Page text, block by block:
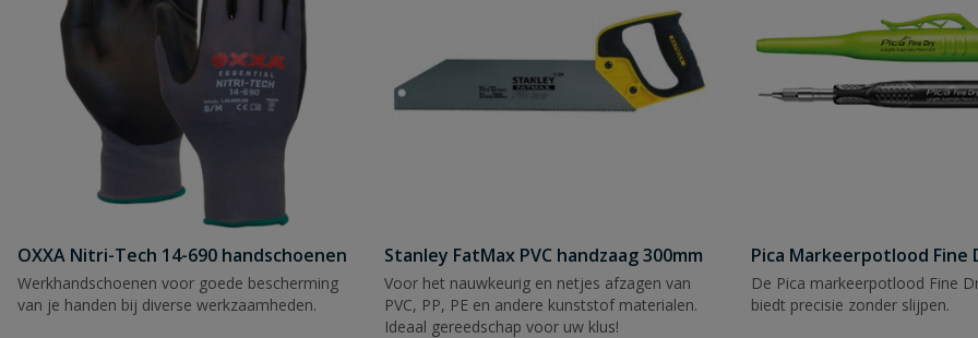
OXXA Nitri-Tech 14-690 handschoenen
Werkhandschoenen voor goede bescherming
van je handen bij diverse werkzaamheden.
Stanley FatMax PVC handzaag 300mm
Voor het nauwkeurig en netjes afzagen van
PVC, PP, PE en andere kunststof materialen.
Ideaal gereedschap voor uw klus!
Pica Markeerpotlood Fine
De Pica markeerpotlood Fine
biedt precisie zonder slijpen.